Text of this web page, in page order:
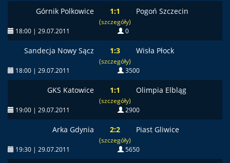
Górnik Polkowice 1:1
(szczegóły)
Pogoń Szczecin
18:00 | 29.07.2011 0
Sandecja Nowy Sącz 1:3
(szczegóły)
Wisła Płock
18:00 | 29.07.2011 3500
GKS Katowice 1:1
(szczegóły)
Olimpia Elbląg
19:00 | 29.07.2011 2900
Arka Gdynia 2:2
(szczegóły)
Piast Gliwice
19:30 | 29.07.2011 5650